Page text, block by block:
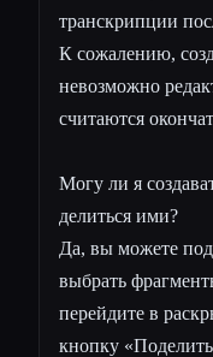
транскрипции
К сожалению,
невозможно
считаются
Могу ли я
делиться ими?
Да, вы можете
выбрать
перейдите в
кнопку